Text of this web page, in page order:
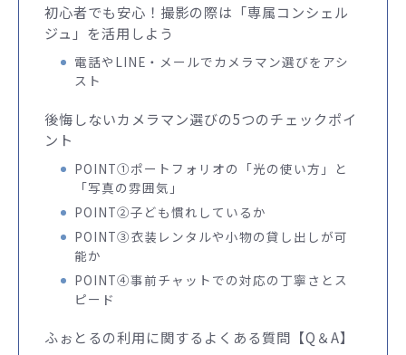
初心者でも安心！撮影の際は「専属コンシェル
ジュ」を活用しよう
電話やLINE・メールでカメラマン選びをアシ
スト
後悔しないカメラマン選びの5つのチェックポイ
ント
POINT①ポートフォリオの「光の使い方」と
「写真の雰囲気」
POINT②子ども慣れしているか
POINT③衣装レンタルや小物の貸し出しが可
能か
POINT④事前チャットでの対応の丁寧さとス
ピード
ふぉとるの利用に関するよくある質問【Q＆A】